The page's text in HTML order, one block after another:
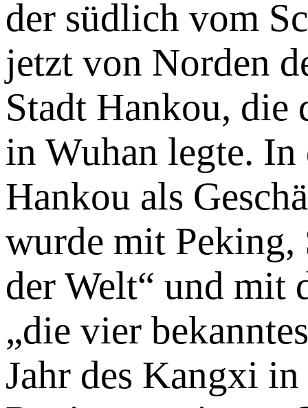
der südlich vom
jetzt von Norden
Stadt Hankou, die
in Wuhan legte.
Hankou als
wurde mit Peking,
der Welt“ und mit
„die vier
Jahr des Kangxi